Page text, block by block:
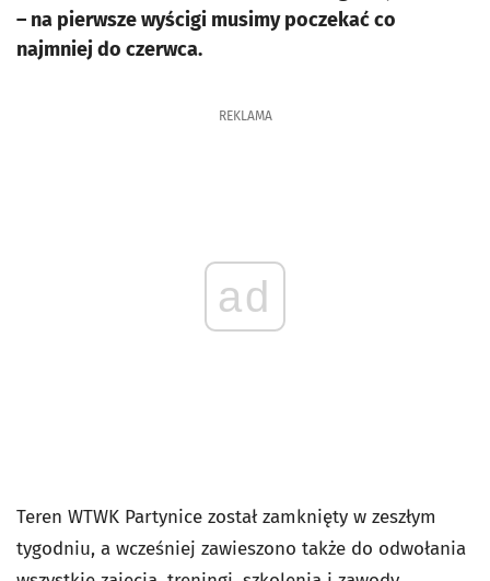
– na pierwsze wyścigi musimy poczekać co
najmniej do czerwca.
REKLAMA
ad
Teren WTWK Partynice został zamknięty w zeszłym
tygodniu, a wcześniej zawieszono także do odwołania